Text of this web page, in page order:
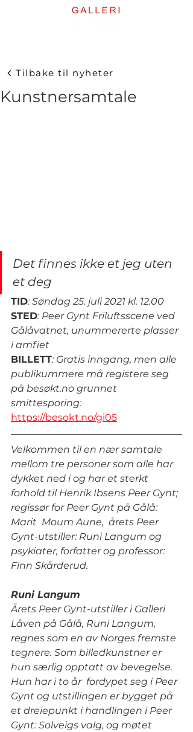
Tilbake til nyheter
Kunstnersamtale
Det finnes ikke et jeg uten
et deg
TID: Søndag 25. juli 2021 kl. 12.00
STED: Peer Gynt Friluftsscene ved
Gålåvatnet, unummererte plasser
i amfiet
BILLETT: Gratis inngang, men alle
publikummere må registere seg
på besøkt.no grunnet
smittesporing:
https://besokt.no/gi05
Velkommen til en nær samtale
mellom tre personer som alle har
dykket ned i og har et sterkt
forhold til Henrik Ibsens Peer Gynt;
regissør for Peer Gynt på Gålå:
Marit  Moum Aune,  årets Peer
Gynt-utstiller: Runi Langum og
psykiater, forfatter og professor:
Finn Skårderud.
Runi Langum
Årets Peer Gynt-utstiller i Galleri
Låven på Gålå, Runi Langum,
regnes som en av Norges fremste
tegnere. Som billedkunstner er
hun særlig opptatt av bevegelse.
Hun har i to år  fordypet seg i Peer
Gynt og utstillingen er bygget på
et dreiepunkt i handlingen i Peer
Gynt: Solveigs valg, og møtet